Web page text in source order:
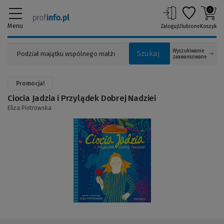
Menu
Szukaj
Wyszukiwanie
zaawansowane
ZalogujUlubione
0
Koszyk
Promocja!
do
Ciocia Jadzia i Przylądek Dobrej Nadziei
Eliza Piotrowska